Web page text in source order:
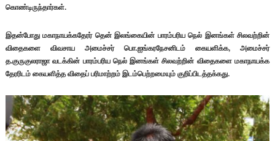
கொண்டிருந்தார்கள்.
இதன்போது மகாநாயக்கதேரர் தென் இலங்கையின் பாரம்பரிய நெல் இனங்கள் சிலவற்றின்
விதைகளை விவசாய அமைச்சர் பொ.ஐங்கரநேசனிடம் கையளிக்க, அமைச்சர்
த.குருகுலராஜா வடக்கின் பாரம்பரிய நெல் இனங்கள் சிலவற்றின் விதைகளை மகாநாயக்க
தேரரிடம் கையளித்த விதைப் பரிமாற்றம் இடம்பெற்றமையும் குறிப்பிடத்தக்கது.